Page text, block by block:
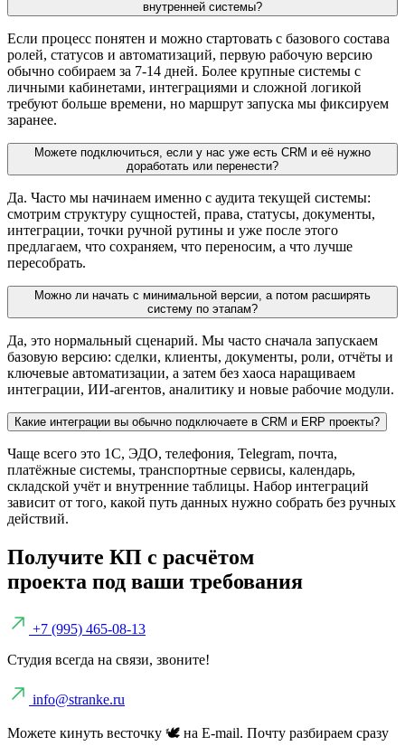
внутренней системы?
Если процесс понятен и можно стартовать с базового состава
ролей, статусов и автоматизаций, первую рабочую версию
обычно собираем за 7-14 дней. Более крупные системы с
личными кабинетами, интеграциями и сложной логикой
требуют больше времени, но маршрут запуска мы фиксируем
заранее.
Можете подключиться, если у нас уже есть CRM и её нужно
доработать или перенести?
Да. Часто мы начинаем именно с аудита текущей системы:
смотрим структуру сущностей, права, статусы, документы,
интеграции, точки ручной рутины и уже после этого
предлагаем, что сохраняем, что переносим, а что лучше
пересобрать.
Можно ли начать с минимальной версии, а потом расширять
систему по этапам?
Да, это нормальный сценарий. Мы часто сначала запускаем
базовую версию: сделки, клиенты, документы, роли, отчёты и
ключевые автоматизации, а затем без хаоса наращиваем
интеграции, ИИ-агентов, аналитику и новые рабочие модули.
Какие интеграции вы обычно подключаете в CRM и ERP проекты?
Чаще всего это 1С, ЭДО, телефония, Telegram, почта,
платёжные системы, транспортные сервисы, календарь,
складской учёт и внутренние таблицы. Набор интеграций
зависит от того, какой путь данных нужно собрать без ручных
действий.
Получите КП с расчётом
проекта под ваши требования
+7 (995) 465-08-13
Студия всегда на связи, звоните!
info@stranke.ru
Можете кинуть весточку 🕊️ на E-mail. Почту разбираем сразу